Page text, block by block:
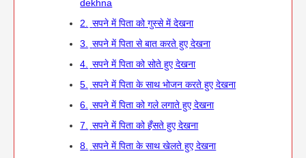
dekhna
2.
सपने में पिता को गुस्से में देखना
3.
सपने में पिता से बात करते हुए देखना
4.
सपने में पिता को सोते हुए देखना
5.
सपने में पिता के साथ भोजन करते हुए देखना
6.
सपने में पिता को गले लगाते हुए देखना
7.
सपने में पिता को हँसते हुए देखना
8.
सपने में पिता के साथ खेलते हुए देखना